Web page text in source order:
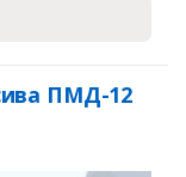
ПМД-12